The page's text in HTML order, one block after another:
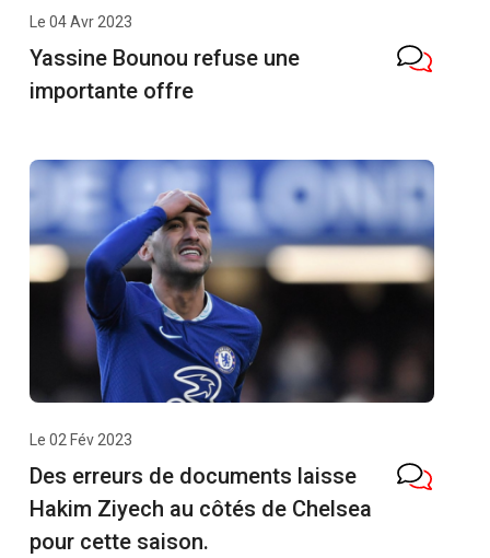
Le 04 Avr 2023
Yassine Bounou refuse une
importante offre
Le 02 Fév 2023
Des erreurs de documents laisse
Hakim Ziyech au côtés de Chelsea
pour cette saison.